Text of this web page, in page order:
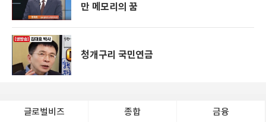
만 메모리의 꿈
청개구리 국민연금
글로벌비즈 종합 금융